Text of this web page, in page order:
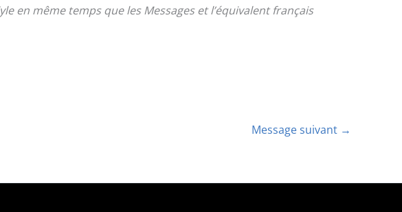
en même temps que les Messages et l’équivalent français
Message suivant →